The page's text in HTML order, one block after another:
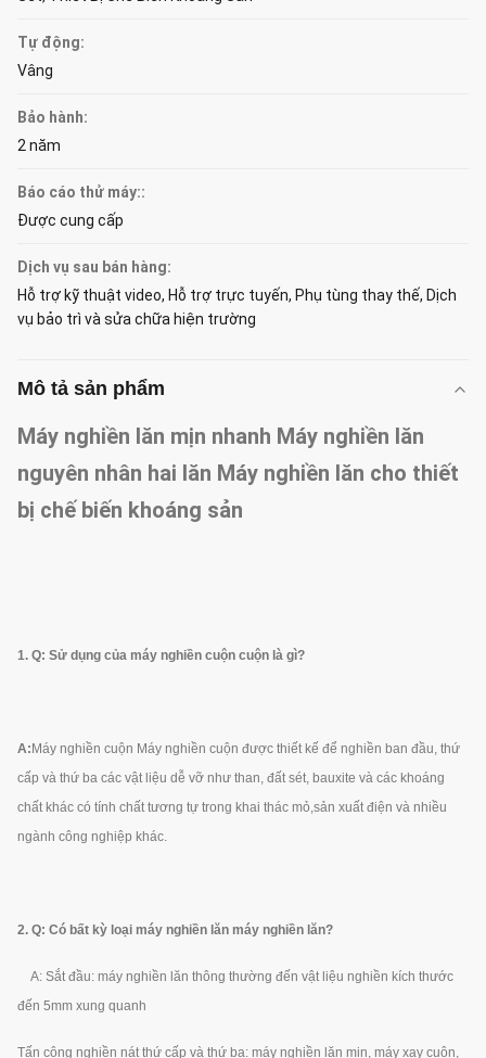
Tự động:
Vâng
Bảo hành:
2 năm
Báo cáo thử máy::
Được cung cấp
Dịch vụ sau bán hàng:
Hỗ trợ kỹ thuật video, Hỗ trợ trực tuyến, Phụ tùng thay thế, Dịch
vụ bảo trì và sửa chữa hiện trường
Mô tả sản phẩm
Máy nghiền lăn mịn nhanh Máy nghiền lăn
nguyên nhân hai lăn Máy nghiền lăn cho thiết
bị chế biến khoáng sản
1. Q: Sử dụng của máy nghiền cuộn cuộn là gì?
A: Máy nghiền cuộn Máy nghiền cuộn được thiết kế để nghiền ban đầu, thứ
cấp và thứ ba các vật liệu dễ vỡ như than, đất sét, bauxite và các khoáng
chất khác có tính chất tương tự trong khai thác mỏ,sản xuất điện và nhiều
ngành công nghiệp khác.
2. Q: Có bất kỳ loại máy nghiền lăn máy nghiền lăn?
A: Sắt đầu: máy nghiền lăn thông thường đến vật liệu nghiền kích thước
đến 5mm xung quanh
Tấn công nghiền nát thứ cấp và thứ ba: máy nghiền lăn mịn, máy xay cuộn,